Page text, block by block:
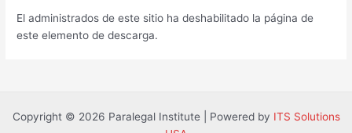
El administrados de este sitio ha deshabilitado la página de
este elemento de descarga.
Copyright © 2026 Paralegal Institute | Powered by ITS Solutions